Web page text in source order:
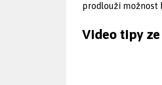
prodlouží možnost
Video tipy